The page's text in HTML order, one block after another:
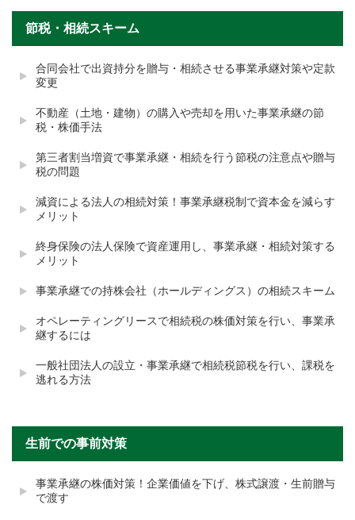
節税・相続スキーム
合同会社で出資持分を贈与・相続させる事業承継対策や定款
変更
不動産（土地・建物）の購入や売却を用いた事業承継の節
税・株価手法
第三者割当増資で事業承継・相続を行う節税の注意点や贈与
税の問題
減資による法人の相続対策！事業承継税制で資本金を減らす
メリット
終身保険の法人保険で資産運用し、事業承継・相続対策する
メリット
事業承継での持株会社（ホールディングス）の相続スキーム
オペレーティングリースで相続税の株価対策を行い、事業承
継するには
一般社団法人の設立・事業承継で相続税節税を行い、課税を
逃れる方法
生前での事前対策
事業承継の株価対策！企業価値を下げ、株式譲渡・生前贈与
で渡す